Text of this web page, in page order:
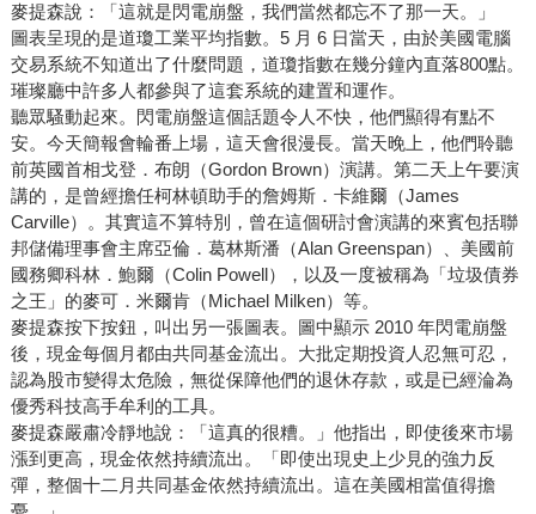
麥提森說：「這就是閃電崩盤，我們當然都忘不了那一天。」
圖表呈現的是道瓊工業平均指數。5 月 6 日當天，由於美國電腦
交易系統不知道出了什麼問題，道瓊指數在幾分鐘內直落800點。
璀璨廳中許多人都參與了這套系統的建置和運作。
聽眾騷動起來。閃電崩盤這個話題令人不快，他們顯得有點不
安。今天簡報會輪番上場，這天會很漫長。當天晚上，他們聆聽
前英國首相戈登．布朗（Gordon Brown）演講。第二天上午要演
講的，是曾經擔任柯林頓助手的詹姆斯．卡維爾（James
Carville）。其實這不算特別，曾在這個研討會演講的來賓包括聯
邦儲備理事會主席亞倫．葛林斯潘（Alan Greenspan）、美國前
國務卿科林．鮑爾（Colin Powell），以及一度被稱為「垃圾債券
之王」的麥可．米爾肯（Michael Milken）等。
麥提森按下按鈕，叫出另一張圖表。圖中顯示 2010 年閃電崩盤
後，現金每個月都由共同基金流出。大批定期投資人忍無可忍，
認為股市變得太危險，無從保障他們的退休存款，或是已經淪為
優秀科技高手牟利的工具。
麥提森嚴肅冷靜地說：「這真的很糟。」他指出，即使後來市場
漲到更高，現金依然持續流出。「即使出現史上少見的強力反
彈，整個十二月共同基金依然持續流出。這在美國相當值得擔